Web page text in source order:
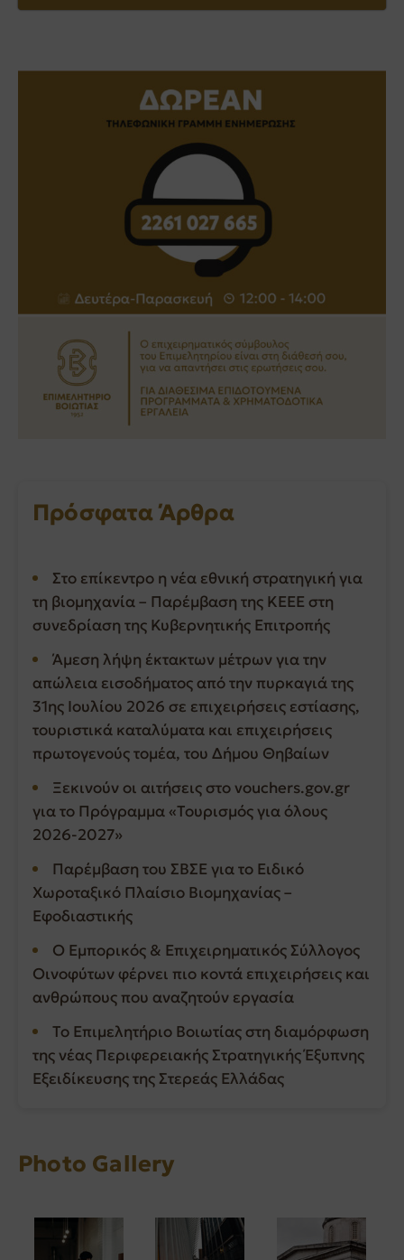
Πρόσφατα Άρθρα
Στο επίκεντρο η νέα εθνική στρατηγική για
τη βιομηχανία – Παρέμβαση της ΚΕΕΕ στη
συνεδρίαση της Κυβερνητικής Επιτροπής
Άμεση λήψη έκτακτων μέτρων για την
απώλεια εισοδήματος από την πυρκαγιά της
31ης Ιουλίου 2026 σε επιχειρήσεις εστίασης,
τουριστικά καταλύματα και επιχειρήσεις
πρωτογενούς τομέα, του Δήμου Θηβαίων
Ξεκινούν οι αιτήσεις στο vouchers.gov.gr
για το Πρόγραμμα «Τουρισμός για όλους
2026-2027»
Παρέμβαση του ΣΒΣΕ για το Ειδικό
Χωροταξικό Πλαίσιο Βιομηχανίας –
Εφοδιαστικής
Ο Εμπορικός & Επιχειρηματικός Σύλλογος
Οινοφύτων φέρνει πιο κοντά επιχειρήσεις και
ανθρώπους που αναζητούν εργασία
Το Επιμελητήριο Βοιωτίας στη διαμόρφωση
της νέας Περιφερειακής Στρατηγικής Έξυπνης
Εξειδίκευσης της Στερεάς Ελλάδας
Photo Gallery